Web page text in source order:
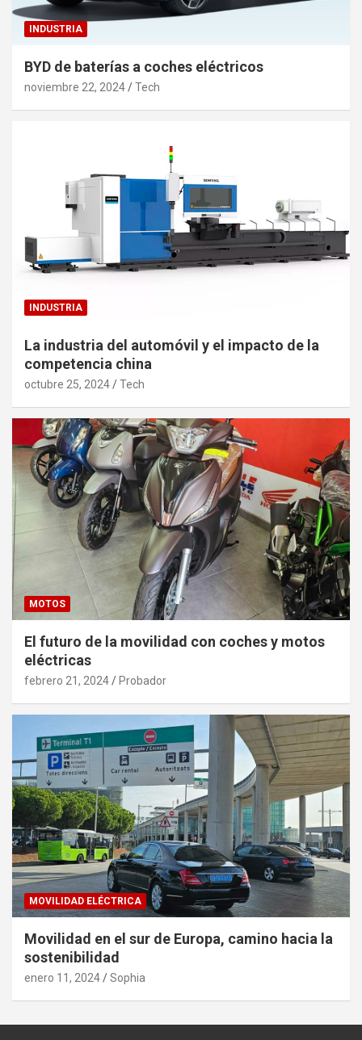
INDUSTRIA
BYD de baterías a coches eléctricos
noviembre 22, 2024 Tech
INDUSTRIA
La industria del automóvil y el impacto de la
competencia china
octubre 25, 2024 Tech
MOTOS
El futuro de la movilidad con coches y motos
eléctricas
febrero 21, 2024 Probador
MOVILIDAD ELÉCTRICA
Movilidad en el sur de Europa, camino hacia la
sostenibilidad
enero 11, 2024 Sophia